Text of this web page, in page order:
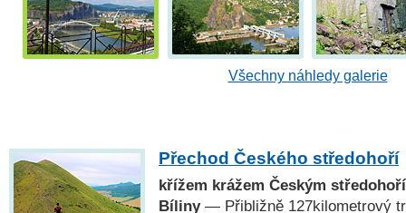
Všechny náhledy galerie
Přechod Českého středohoří
křížem krážem Českým
Bíliny— Přibližně 127kilometrový